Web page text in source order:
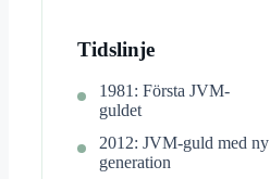
Tidslinje
1981: Första JVM-
guldet
2012: JVM-guld med ny
generation